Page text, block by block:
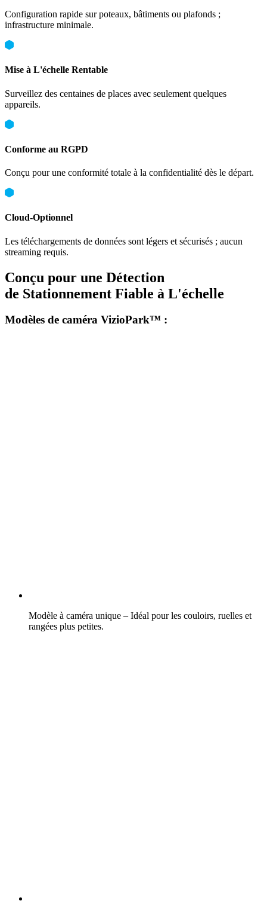
Configuration rapide sur poteaux, bâtiments ou plafonds ;
infrastructure minimale.
Mise à L'échelle Rentable
Surveillez des centaines de places avec seulement quelques
appareils.
Conforme au RGPD
Conçu pour une conformité totale à la confidentialité dès le départ.
Cloud-Optionnel
Les téléchargements de données sont légers et sécurisés ; aucun
streaming requis.
Conçu pour une Détection
de Stationnement Fiable à L'échelle
Modèles de caméra VizioPark™ :
Modèle à caméra unique – Idéal pour les couloirs, ruelles et
rangées plus petites.